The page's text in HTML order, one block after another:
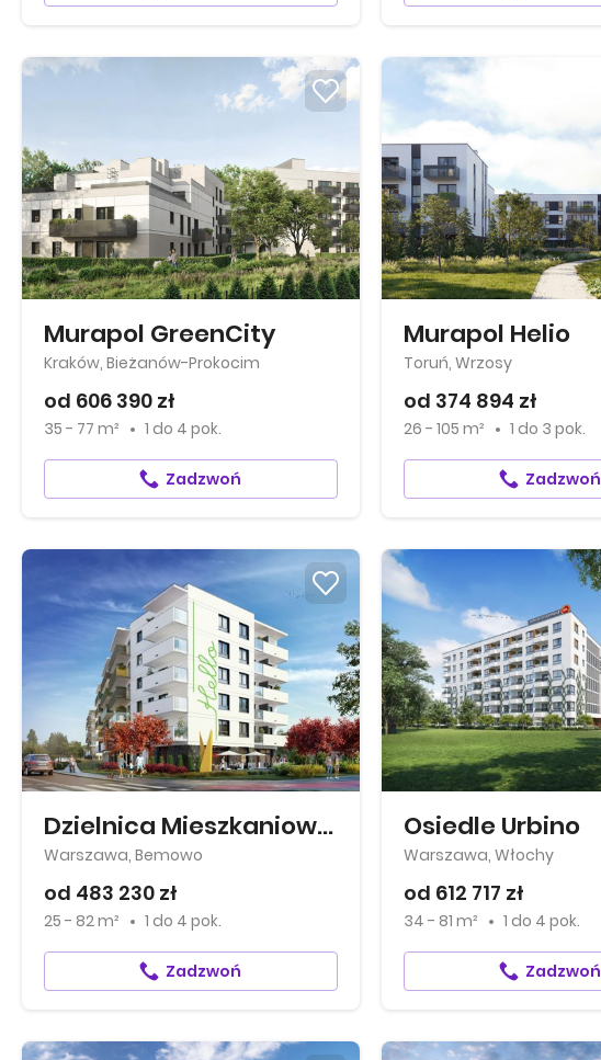
Murapol GreenCity
Kraków, Bieżanów-Prokocim
od 606 390 zł
35 - 77 m² 1 do 4 pok.
Zadzwoń
Murapol Helio
Toruń, Wrzosy
od 374 894 zł
26 - 105 m² 1 do 3 pok.
Zadzwoń
Dzielnica Mieszkaniowa Metro Zachód
Warszawa, Bemowo
od 483 230 zł
25 - 82 m² 1 do 4 pok.
Zadzwoń
Osiedle Urbino
Warszawa, Włochy
od 612 717 zł
34 - 81 m² 1 do 4 pok.
Zadzwoń